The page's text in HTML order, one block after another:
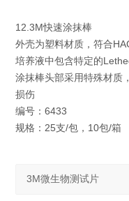
12.3M快速涂抹棒
外壳为塑料材质，符合
培养液中包含特定的
涂抹棒头部采用特殊材质
损伤
编号：6433
规格：25支/包，10包/箱